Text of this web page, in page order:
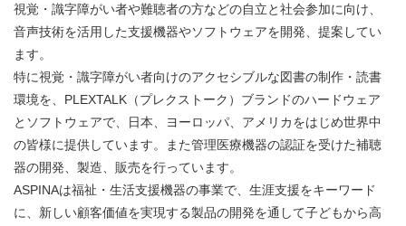
視覚・識字障がい者や難聴者の方などの自立と社会参加に向け、
音声技術を活用した支援機器やソフトウェアを開発、提案してい
ます。
特に視覚・識字障がい者向けのアクセシブルな図書の制作・読書
環境を、PLEXTALK（プレクストーク）ブランドのハードウェア
とソフトウェアで、日本、ヨーロッパ、アメリカをはじめ世界中
の皆様に提供しています。また管理医療機器の認証を受けた補聴
器の開発、製造、販売を行っています。
ASPINAは福祉・生活支援機器の事業で、生涯支援をキーワード
に、新しい顧客価値を実現する製品の開発を通して子どもから高